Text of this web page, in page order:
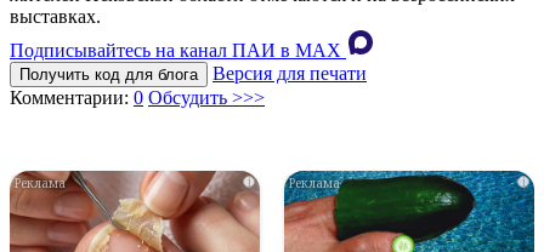
выставках.
Подписывайтесь на канал ПАИ в MAХ
Получить код для блога
Версия для печати
Комментарии: 0 Обсудить >>>
i i